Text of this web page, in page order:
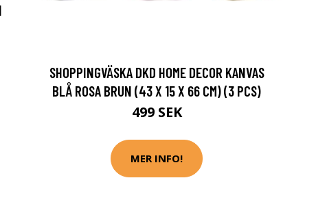
SHOPPINGVÄSKA DKD HOME DECOR KANVAS
BLÅ ROSA BRUN (43 X 15 X 66 CM) (3 PCS)
499 SEK
MER INFO!